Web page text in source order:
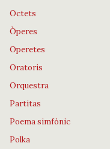
Octets
Òperes
Operetes
Oratoris
Orquestra
Partitas
Poema simfònic
Polka